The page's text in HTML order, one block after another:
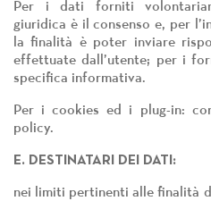
Per i dati forniti
giuridica è il consenso e, per
la finalità è poter inviare
effettuate dall’utente; per i
specifica informativa.
Per i cookies ed i plug-in:
policy.
E. DESTINATARI DEI DATI:
nei limiti pertinenti alle finalità